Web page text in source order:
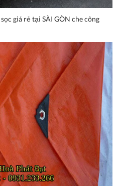
giá rẻ tại SÀI GÒN che công